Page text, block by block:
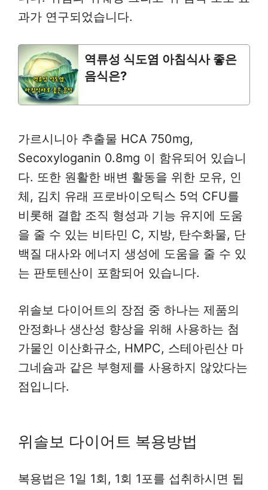
과가 연구되었습니다.
역류성 식도염 아침식사 좋은
음식은?
가르시니아 추출물 HCA 750mg,
Secoxyloganin 0.8mg 이 함유되어 있습니
다. 또한 원활한 배변 활동을 위한 모유, 인
체, 김치 유래 프로바이오틱스 5억 CFU를
비롯해 결합 조직 형성과 기능 유지에 도움
을 줄 수 있는 비타민 C, 지방, 탄수화물, 단
백질 대사와 에너지 생성에 도움을 줄 수 있
는 판토텐산이 포함되어 있습니다.
위솔보 다이어트의 장점 중 하나는 제품의
안정화나 생산성 향상을 위해 사용하는 첨
가물인 이산화규소, HMPC, 스테아린산 마
그네슘과 같은 부형제를 사용하지 않았다는
점입니다.
위솔보 다이어트 복용방법
복용법은 1일 1회, 1회 1포를 섭취하시면 됩